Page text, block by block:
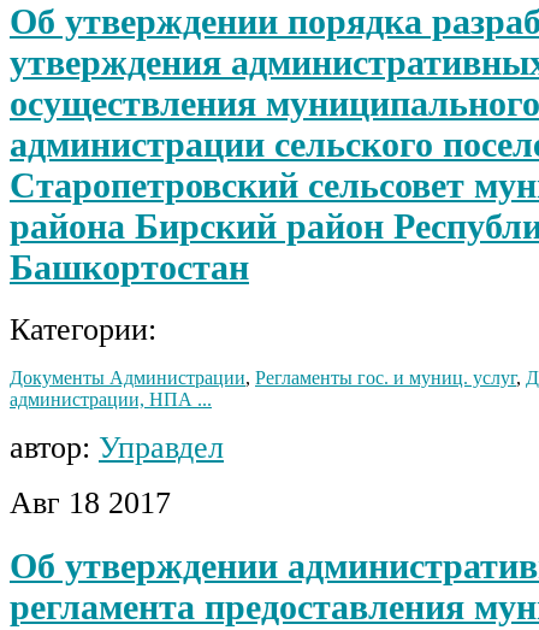
Об утверждении порядка
утверждения
осуществления
администрации сельского
Старопетровский сельсовет
района Бирский район
Башкортостан
Категории:
Документы Администрации, Регламенты гос. и муниц. услуг,
администрации, НПА ...
автор: Управдел
Авг 18 2017
Об утверждении
регламента предоставления